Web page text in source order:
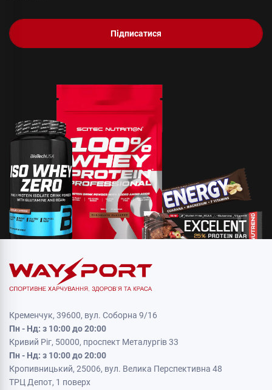
Підписатися
Кременчук, 39600, вул. Соборна 9/16
Пн - Нд: з 10:00 до 20:00
Кривий Ріг, 50000, проспект Металургів 33
Пн - Нд: з 10:00 до 20:00
Кропивницький, 25006, вул. Велика Перспективна 48
ТРЦ Депот, 1 поверх